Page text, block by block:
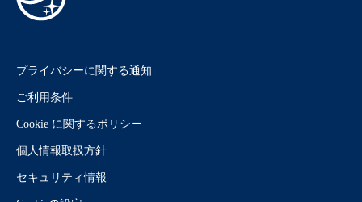
プライバシーに関する通知
ご利用条件
Cookie に関するポリシー
個人情報取扱方針
セキュリティ情報